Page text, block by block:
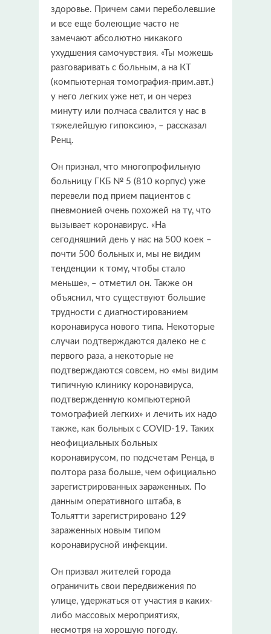
здоровье. Причем сами переболевшие
и все еще болеющие часто не
замечают абсолютно никакого
ухудшения самочувствия. «Ты можешь
разговаривать с больным, а на КТ
(компьютерная томография-прим.авт.)
у него легких уже нет, и он через
минуту или полчаса свалится у нас в
тяжелейшую гипоксию», – рассказал
Ренц.
Он признал, что многопрофильную
больницу ГКБ № 5 (810 корпус) уже
перевели под прием пациентов с
пневмонией очень похожей на ту, что
вызывает коронавирус. «На
сегодняшний день у нас на 500 коек –
почти 500 больных и, мы не видим
тенденции к тому, чтобы стало
меньше», – отметил он. Также он
объяснил, что существуют большие
трудности с диагностированием
коронавируса нового типа. Некоторые
случаи подтверждаются далеко не с
первого раза, а некоторые не
подтверждаются совсем, но «мы видим
типичную клинику коронавируса,
подтвержденную компьютерной
томографией легких» и лечить их надо
также, как больных с COVID-19. Таких
неофициальных больных
коронавирусом, по подсчетам Ренца, в
полтора раза больше, чем официально
зарегистрированных зараженных. По
данным оперативного штаба, в
Тольятти зарегистрировано 129
зараженных новым типом
коронавирусной инфекции.
Он призвал жителей города
ограничить свои передвижения по
улице, удержаться от участия в каких-
либо массовых мероприятиях,
несмотря на хорошую погоду.